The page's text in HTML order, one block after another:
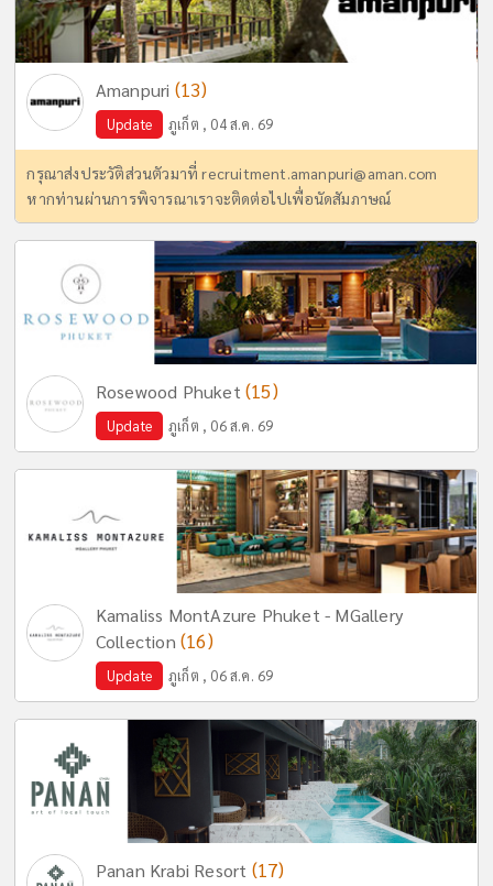
Amanpuri (13)
Update ภูเก็ต , 04 ส.ค. 69
กรุณาส่งประวัติส่วนตัวมาที่recruitment.amanpuri@aman.com
หากท่านผ่านการพิจารณาเราจะติดต่อไปเพื่อนัดสัมภาษณ์
Rosewood Phuket (15)
Update ภูเก็ต , 06 ส.ค. 69
Kamaliss MontAzure Phuket - MGallery
Collection (16)
Update ภูเก็ต , 06 ส.ค. 69
Panan Krabi Resort (17)